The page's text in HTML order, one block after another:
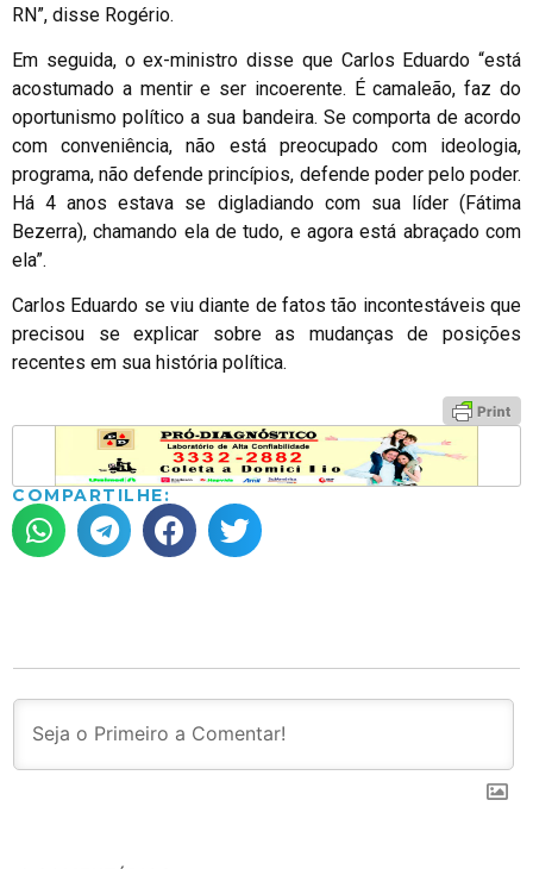
RN”, disse Rogério.
Em seguida, o ex-ministro disse que Carlos Eduardo “está
acostumado a mentir e ser incoerente. É camaleão, faz do
oportunismo político a sua bandeira. Se comporta de acordo
com conveniência, não está preocupado com ideologia,
programa, não defende princípios, defende poder pelo poder.
Há 4 anos estava se digladiando com sua líder (Fátima
Bezerra), chamando ela de tudo, e agora está abraçado com
ela”.
Carlos Eduardo se viu diante de fatos tão incontestáveis que
precisou se explicar sobre as mudanças de posições
recentes em sua história política.
COMPARTILHE: